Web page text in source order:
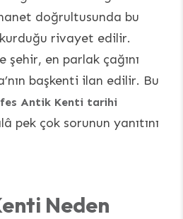
doğrultusunda bu
rivayet edilir.
şehir, en parlak çağını
başkenti ilan edilir. Bu
Antik Kenti tarihi
pek çok sorunun yanıtını
Neden